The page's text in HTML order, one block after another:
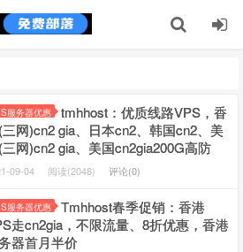
服务器优惠
tmhhost：优质线路VPS，香
网)cn2 gia、日本cn2、韩国cn2、美
网)cn2 gia、美国cn2gia200G高防
09-04 阅读(2048) 评论(0)
服务器优惠
Tmhhost春季促销：香港
走cn2gia，不限流量、8折优惠，香港
器首月半价